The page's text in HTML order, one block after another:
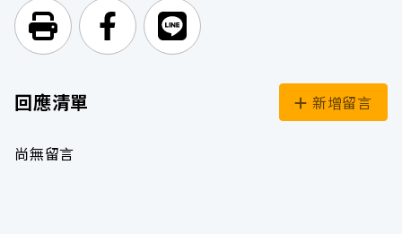
列印頁面前往Facebook
前往Line
回應清單 新增留言
尚無留言